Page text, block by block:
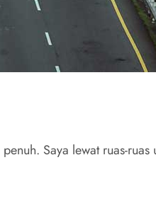
Saya lewat ruas-ruas